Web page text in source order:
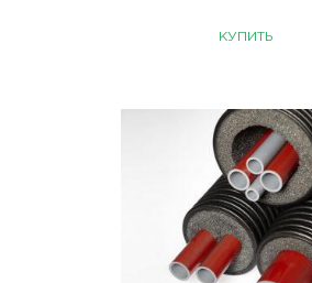
КУПИТЬ